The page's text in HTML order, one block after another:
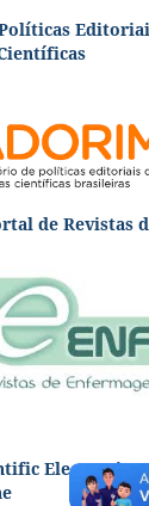
de Revistas
Electronic